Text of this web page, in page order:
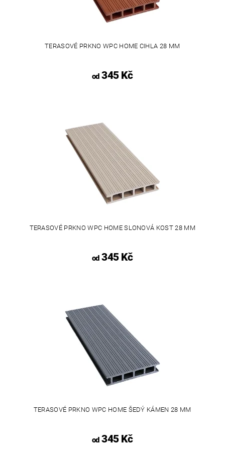
TERASOVÉ PRKNO WPC HOME CIHLA 28 MM
od345 Kč
TERASOVÉ PRKNO WPC HOME SLONOVÁ KOST 28 MM
od345 Kč
TERASOVÉ PRKNO WPC HOME ŠEDÝ KÁMEN 28 MM
od345 Kč